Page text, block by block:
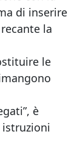
di inserire
la
le
è